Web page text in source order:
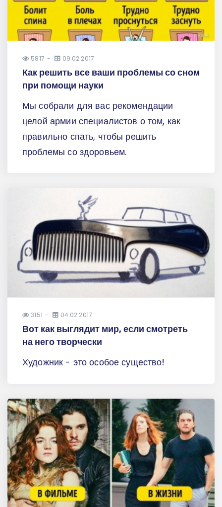
5817 09.02.2017
Как решить все ваши проблемы со сном
при помощи науки
Мы собрали для вас рекомендации
целой армии специалистов о том, как
правильно спать, чтобы решить
проблемы со здоровьем.
3151 04.02.2017
Вот как выглядит мир, если смотреть
на него творчески
Художник - это особое существо!